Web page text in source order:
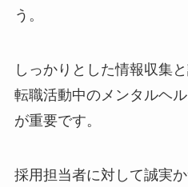
う。
しっかりとした情報収集
転職活動中のメンタルヘ
が重要です。
採用担当者に対して誠実